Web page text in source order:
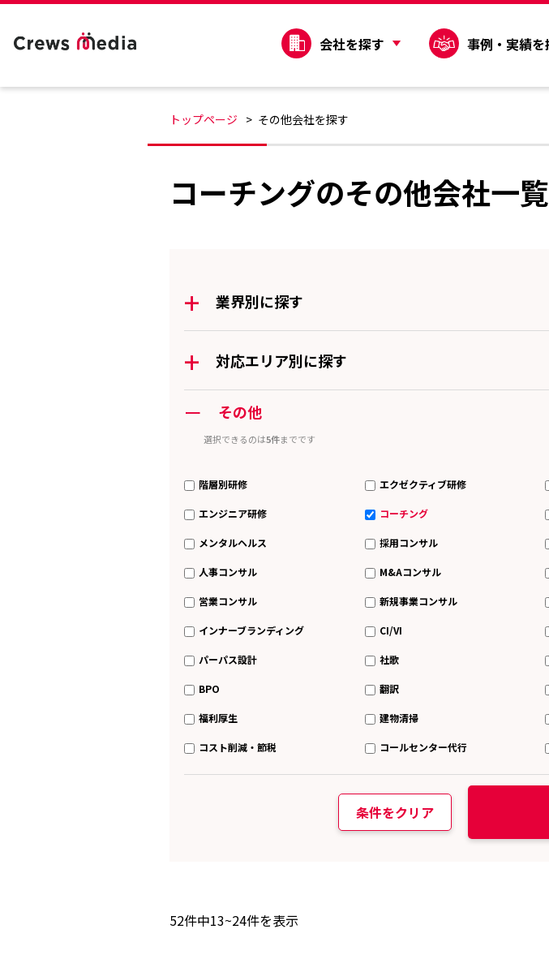
会社を探す 事例・実績を
トップページ その他会社を探す
コーチングのその他会社一覧
+ 業界別に探す
+ 対応エリア別に探す
ー その他
選択できるのは5件までです
階層別研修 エクゼクティブ研修
エンジニア研修 コーチング
メンタルヘルス 採用コンサル
人事コンサル M&Aコンサル
営業コンサル 新規事業コンサル
インナーブランディング CI/VI
パーパス設計 社歌
BPO 翻訳
福利厚生 建物清掃
コスト削減・節税 コールセンター代行
条件をクリア
52件中13~24件を表示